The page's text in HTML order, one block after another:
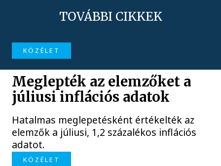
TOVÁBBI CIKKEK
KÖZÉLET
Meglepték az elemzőket a
júliusi inflációs adatok
Hatalmas meglepetésként értékelték az
elemzők a júliusi, 1,2 százalékos inflációs
adatot.
KÖZÉLET